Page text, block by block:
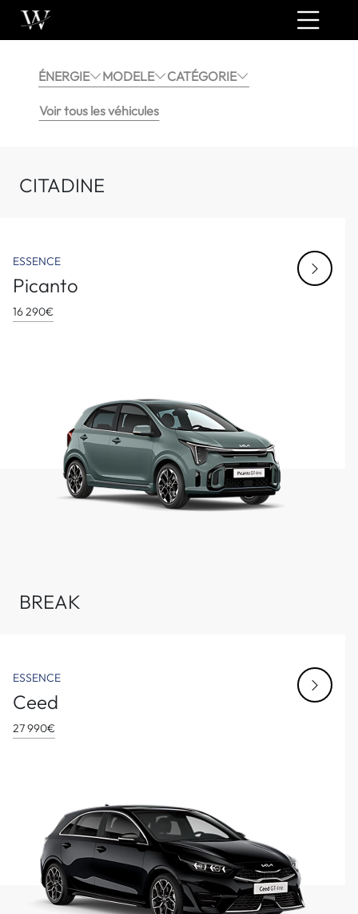
ÉNERGIE MODELE CATÉGORIE
Voir tous les véhicules
CITADINE
ESSENCE
Picanto
16 290€
BREAK
ESSENCE
Ceed
27 990€